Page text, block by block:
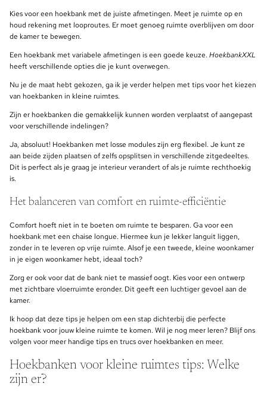
Kies voor een hoekbank met de juiste afmetingen. Meet je ruimte op en
houd rekening met looproutes. Er moet genoeg ruimte overblijven om door
de kamer te bewegen.
Een hoekbank met variabele afmetingen is een goede keuze. HoekbankXXL
heeft verschillende opties die je kunt overwegen.
Nu je de maat hebt gekozen, ga ik je verder helpen met tips voor het kiezen
van hoekbanken in kleine ruimtes.
Zijn er hoekbanken die gemakkelijk kunnen worden verplaatst of aangepast
voor verschillende indelingen?
Ja, absoluut! Hoekbanken met losse modules zijn erg flexibel. Je kunt ze
aan beide zijden plaatsen of zelfs opsplitsen in verschillende zitgedeeltes.
Dit is perfect als je graag je interieur verandert of als je ruimte rechthoekig
is.
Het balanceren van comfort en ruimte-efficiëntie
Comfort hoeft niet in te boeten om ruimte te besparen. Ga voor een
hoekbank met een chaise longue. Hiermee kun je lekker languit liggen,
zonder in te leveren op vrije ruimte. Alsof je een tweede, kleine woonkamer
in je eigen woonkamer hebt, ideaal toch?
Zorg er ook voor dat de bank niet te massief oogt. Kies voor een ontwerp
met zichtbare vloerruimte eronder. Dit geeft een luchtiger gevoel aan de
kamer.
Ik hoop dat deze tips je helpen om een stap dichterbij die perfecte
hoekbank voor jouw kleine ruimte te komen. Wil je nog meer leren? Blijf ons
volgen voor meer handige tips en trucs over hoekbanken en meer.
Hoekbanken voor kleine ruimtes tips: Welke
zijn er?